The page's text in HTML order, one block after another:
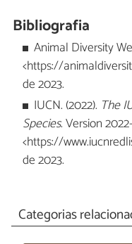
Bibliografia
Animal Diversity
<https://
de 2023.
IUCN. (2022). The
Species. Version
<https://
de 2023.
Categorias